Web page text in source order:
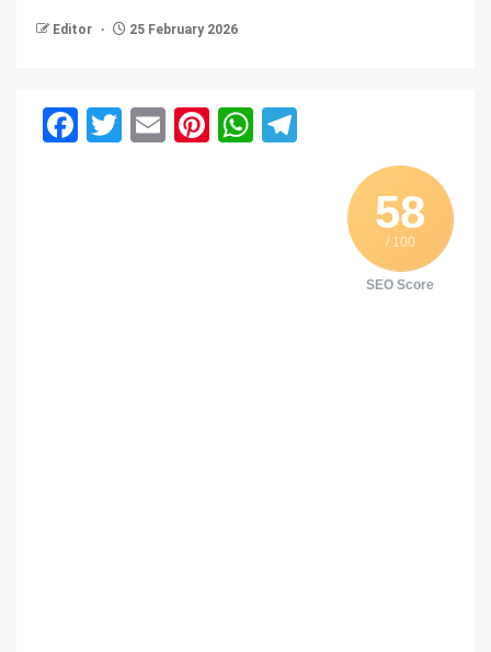
Editor 25 February 2026
Facebook
Twitter
EmailPinterest
WhatsApp
58
/ 100
SEO Score